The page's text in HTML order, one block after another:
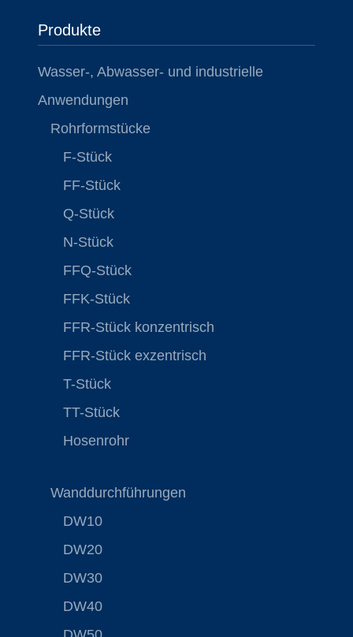
Produkte
Wasser-, Abwasser- und industrielle
Anwendungen
Rohrformstücke
F-Stück
FF-Stück
Q-Stück
N-Stück
FFQ-Stück
FFK-Stück
FFR-Stück konzentrisch
FFR-Stück exzentrisch
T-Stück
TT-Stück
Hosenrohr
Wanddurchführungen
DW10
DW20
DW30
DW40